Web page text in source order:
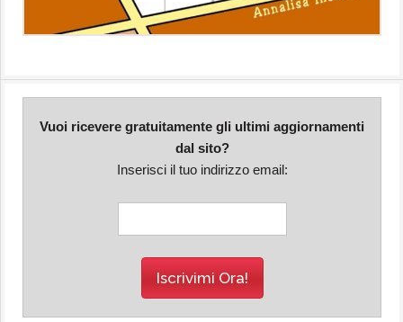
Vuoi ricevere gratuitamente gli ultimi aggiornamenti
dal sito?
Inserisci il tuo indirizzo email: